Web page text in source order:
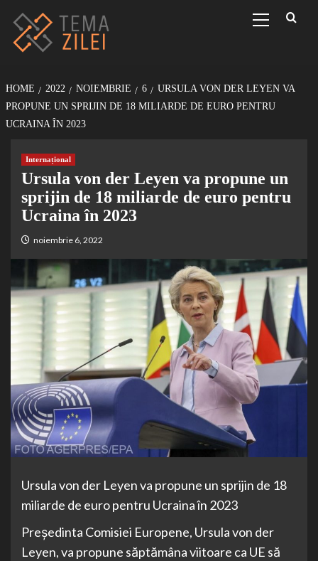
conținut
Menu
HOME 2022 NOIEMBRIE 6
URSULA VON DER LEYEN VA
PROPUNE UN SPRIJIN DE 18 MILIARDE DE EURO PENTRU
UCRAINA ÎN 2023
Internațional
Ursula von der Leyen va propune un
sprijin de 18 miliarde de euro pentru
Ucraina în 2023
noiembrie 6, 2022
Ursula von der Leyen va propune un sprijin de 18
miliarde de euro pentru Ucraina în 2023
Preşedinta Comisiei Europene, Ursula von der
Leyen, va propune săptămâna viitoare ca UE să